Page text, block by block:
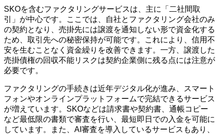
SKOを含むファクタリングサービスは、主に「二社間取
引」が中心です。ここでは、自社とファクタリング会社のみ
の契約となり、売掛先には譲渡を通知しない形で資金化する
ため、取引先への秘密保持が可能です。これにより、信用不
安を生むことなく資金繰りを改善できます。一方、譲渡した
売掛債権の回収不能リスクは契約企業側に残る点には注意が
必要です。
ファクタリングの手続きは近年デジタル化が進み、スマート
フォンやオンラインプラットフォームで完結できるサービス
が増えています。SKOなどは請求書や契約書、通帳コピー
など最低限の書類で審査を行い、最短即日での入金を可能に
しています。また、AI審査を導入しているサービスもあり、